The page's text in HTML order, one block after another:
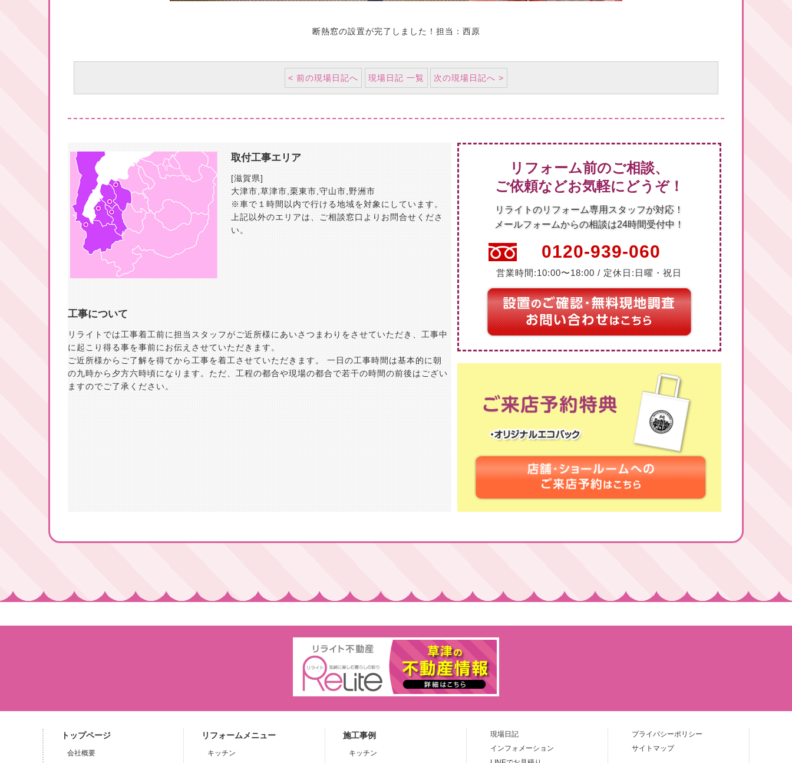
断熱窓の設置が完了しました！担当：西原
< 前の現場日記へ 現場日記 一覧 次の現場日記へ >
取付工事エリア
[滋賀県]
大津市 ,草津市 ,栗東市 ,守山市 野洲市
※車で１時間以内で行ける地域を対象にしています。
上記以外のエリアは、ご相談窓口よりお問合せくださ
い。
工事について
リライトでは工事着工前に担当スタッフがご近所様にあいさつまわりをさせていただき、工事中
に起こり得る事を事前にお伝えさせていただきます。
ご近所様からご了解を得てから工事を着工させていただきます。 一日の工事時間は基本的に朝
の九時から夕方六時頃になります。ただ、工程の都合や現場の都合で若干の時間の前後はござい
ますのでご了承ください。
リフォーム前のご相談、
ご依頼などお気軽にどうぞ！
リライトのリフォーム専用スタッフが対応！
メールフォームからの相談は24時間受付中！
0120-939-060
営業時間:10:00〜18:00 / 定休日:日曜・祝日
トップページ
会社概要
リフォームメニュー
キッチン
施工事例
キッチン
現場日記
インフォメーション
プライバシーポリシー
サイトマップ